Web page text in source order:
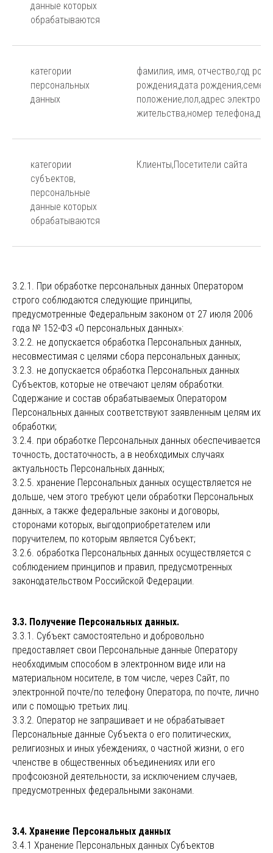
данные которых
обрабатываются
категории
персональных
данных
фамилия, имя, отчество,год
рождения,дата
положение,пол,адрес
жительства,номер
категории
субъектов,
персональные
данные которых
обрабатываются
Клиенты,Посетители сайта
3.2.1. При обработке персональных данных Оператором
строго соблюдаются следующие принципы,
предусмотренные Федеральным законом от 27 июля 2006
года № 152-ФЗ «О персональных данных»:
3.2.2. не допускается обработка Персональных данных,
несовместимая с целями сбора персональных данных;
3.2.3. не допускается обработка Персональных данных
Субъектов, которые не отвечают целям обработки.
Содержание и состав обрабатываемых Оператором
Персональных данных соответствуют заявленным целям их
обработки;
3.2.4. при обработке Персональных данных обеспечивается
точность, достаточность, а в необходимых случаях
актуальность Персональных данных;
3.2.5. хранение Персональных данных осуществляется не
дольше, чем этого требуют цели обработки Персональных
данных, а также федеральные законы и договоры,
сторонами которых, выгодоприобретателем или
поручителем, по которым является Субъект;
3.2.6. обработка Персональных данных осуществляется с
соблюдением принципов и правил, предусмотренных
законодательством Российской Федерации.
3.3. Получение Персональных данных.
3.3.1. Субъект самостоятельно и добровольно
предоставляет свои Персональные данные Оператору
необходимым способом в электронном виде или на
материальном носителе, в том числе, через Сайт, по
электронной почте/по телефону Оператора, по почте, лично
или с помощью третьих лиц.
3.3.2. Оператор не запрашивает и не обрабатывает
Персональные данные Субъекта о его политических,
религиозных и иных убеждениях, о частной жизни, о его
членстве в общественных объединениях или его
профсоюзной деятельности, за исключением случаев,
предусмотренных федеральными законами.
3.4. Хранение Персональных данных
3.4.1 Хранение Персональных данных Субъектов